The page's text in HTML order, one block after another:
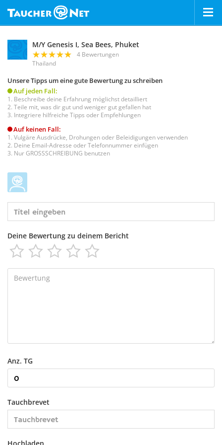
M/Y Genesis I, Sea Bees, Phuket
4 Bewertungen
Thailand
Unsere Tipps um eine gute Bewertung zu schreiben
Auf jeden Fall:
Beschreibe deine Erfahrung möglichst detailliert
Teile mit, was dir gut und weniger gut gefallen hat
Integriere hilfreiche Tipps oder Empfehlungen
Auf keinen Fall:
Vulgäre Ausdrücke, Drohungen oder Beleidigungen verwenden
Deine Email-Adresse oder Telefonnummer einfügen
Nur GROSSSCHREIBUNG benutzen
Deine Bewertung zu deinem Bericht
    
Anz. TG
Tauchbrevet